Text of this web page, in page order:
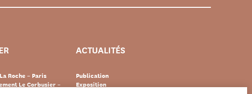
Roche – Paris
Le Corbusier –
ACTUALITÉS
Publication
Exposition